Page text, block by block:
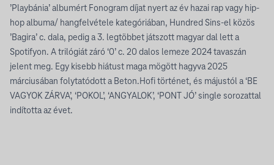
’Playbánia’ albumért Fonogram díjat nyert az év hazai rap vagy hip-
hop albuma/ hangfelvétele kategóriában, Hundred Sins-el közös
’Bagira’ c. dala, pedig a 3. legtöbbet játszott magyar dal lett a
Spotifyon. A trilógiát záró ‘0’ c. 20 dalos lemeze 2024 tavaszán
jelent meg. Egy kisebb hiátust maga mögött hagyva 2025
márciusában folytatódott a Beton.Hofi történet, és májustól a ‘BE
VAGYOK ZÁRVA’, ‘POKOL’, ‘ANGYALOK’, ‘PONT JÓ’ single sorozattal
indította az évet.